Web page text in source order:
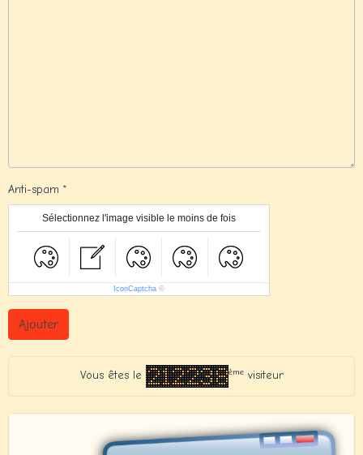
Anti-spam
Sélectionnez l'image visible le moins de fois
IconCaptcha ©
Ajouter
Vous êtes le èmevisiteur